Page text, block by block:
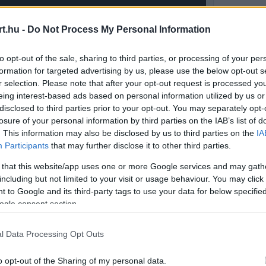
- Do Not Process My Personal Information
opt-out of the sale, sharing to third parties, or processing of your
for targeted advertising by us, please use the below opt-out
selection. Please note that after your opt-out request is processed
interest-based ads based on personal information utilized by us
to third parties prior to your opt-out. You may separately
of your personal information by third parties on the IAB’s list of
This information may also be disclosed by us to third parties on the
Participants that may further disclose it to other third parties.
that this website/app uses one or more Google services and may
but not limited to your visit or usage behaviour. You may
to Google and its third-party tags to use your data for below
consent section.
Data Processing Opt Outs
opt-out of the Sharing of my personal data.
Video
lehet. Ha ez eldeformálódik, a fékfolyadék
tud jutni a tartályba.